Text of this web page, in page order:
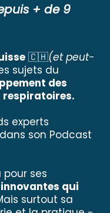
+ de 9
🇨🇭(et peut-
sujets du
des
experts
son Podcast
pour ses
qui
surtout sa